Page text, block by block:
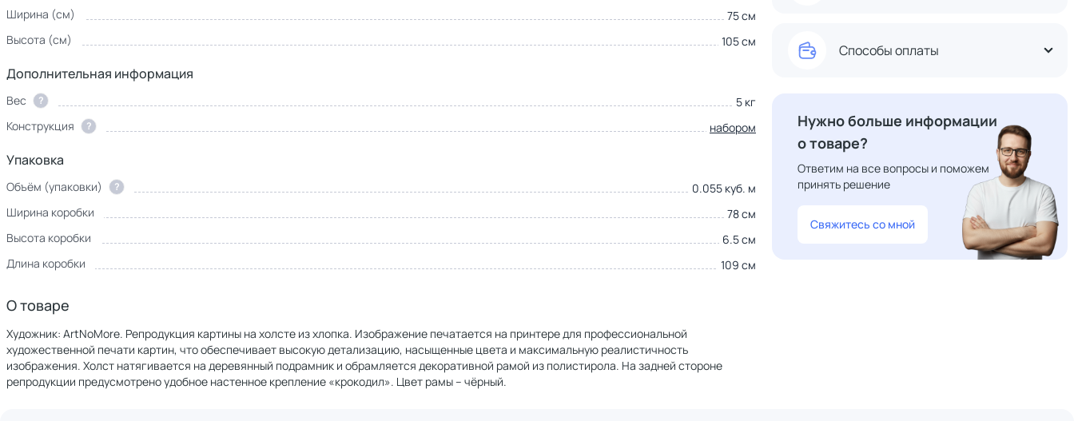
Ширина (см)
75 см
Высота (см)
105 см
Дополнительная информация
Вес ?
5 кг
Конструкция
? набором
Упаковка
Объём (упаковки) ?
0.055 куб. м
Ширина коробки
78 см
Высота коробки
6.5 см
Длина коробки
109 см
О товаре
Художник: ArtNoMore. Репродукция картины на холсте из хлопка. Изображение печатается на принтере для профессиональной
художественной печати картин, что обеспечивает высокую детализацию, насыщенные цвета и максимальную реалистичность
изображения. Холст натягивается на деревянный подрамник и обрамляется декоративной рамой из полистирола. На задней стороне
репродукции предусмотрено удобное настенное крепление «крокодил». Цвет рамы – чёрный.
Способы оплаты
Нужно больше информации
о товаре?
Ответим на все вопросы и поможем
принять решение
Свяжитесь со мной